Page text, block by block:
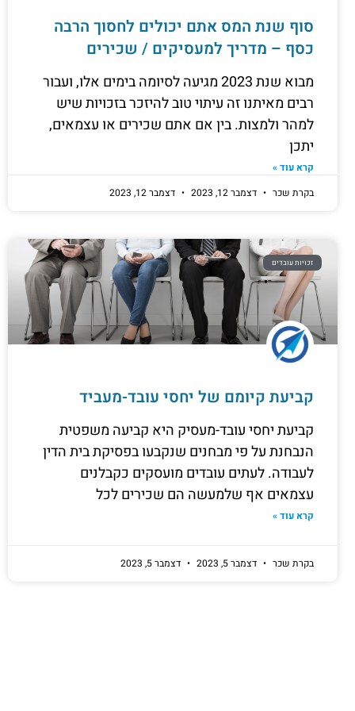
סוף שנת המס אתם יכולים לחסוך הרבה
כסף – מדריך למעסיקים / שכירים
מבוא שנת 2023 מגיעה לסיומה בימים אלו, ועבור
רבים מאיתנו זה עיתוי טוב להיזכר בזכויות שיש
למהר ולמצות. בין אם אתם שכירים או עצמאים,
יתכן
קרא עוד »
בקרת שכר
דצמבר 12, 2023 דצמבר 12, 2023
זכויות עובדים
קביעת קיומם של יחסי עובד-מעביד
קביעת יחסי עובד-מעסיק היא קביעה משפטית
הנבחנת על פי מבחנים שנקבעו בפסיקת בית הדין
לעבודה. לעתים עובדים מועסקים כקבלנים
עצמאים אף שלמעשה הם שכירים לכל
קרא עוד »
בקרת שכר דצמבר 5, 2023 דצמבר 5, 2023